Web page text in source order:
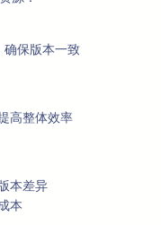
确保版本一致
高整体效率
本差异
本